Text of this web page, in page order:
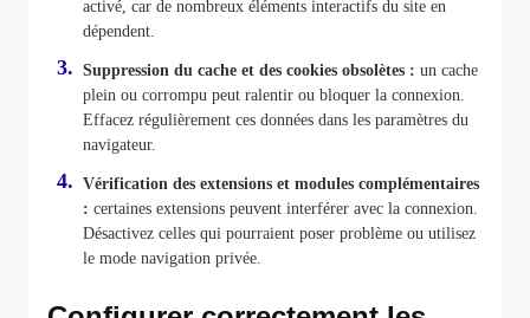
activé, car de nombreux éléments interactifs du site en
dépendent.
Suppression du cache et des cookies obsolètes : un cache
plein ou corrompu peut ralentir ou bloquer la connexion.
Effacez régulièrement ces données dans les paramètres du
navigateur.
Vérification des extensions et modules complémentaires
: certaines extensions peuvent interférer avec la connexion.
Désactivez celles qui pourraient poser problème ou utilisez
le mode navigation privée.